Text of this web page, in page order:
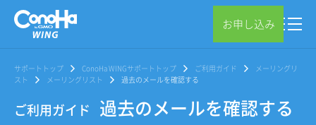
お申し込み
サポートトップ ConoHa WINGサポートトップ ご利用ガイド
メーリングリ
スト
メーリングリスト 過去のメールを確認する
ご利用ガイド 過去のメールを確認する